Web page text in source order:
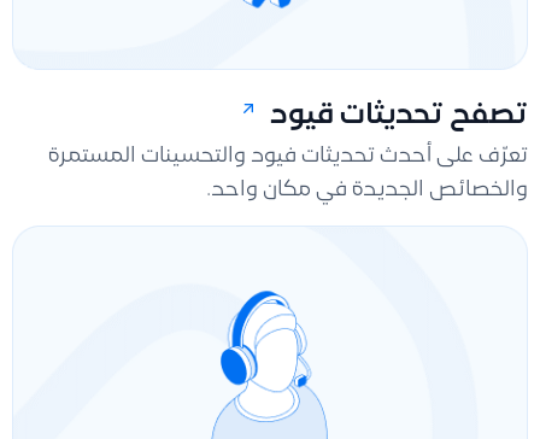
تصفح تحديثات قيود
تعرّف على أحدث تحديثات فيود والتحسينات المستمرة
والخصائص الجديدة في مكان واحد.